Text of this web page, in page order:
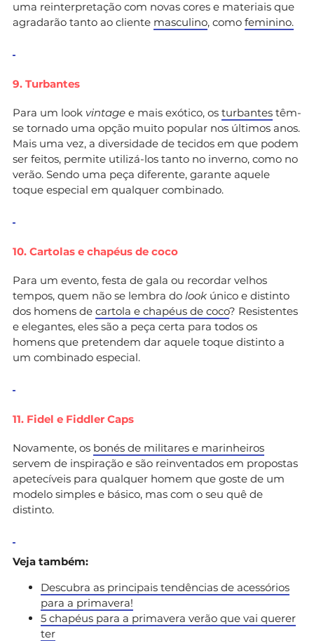
uma reinterpretação com novas cores e materiais que
agradarão tanto ao cliente masculino, como feminino.
9. Turbantes
Para um look vintage e mais exótico, os turbantes têm-
se tornado uma opção muito popular nos últimos anos.
Mais uma vez, a diversidade de tecidos em que podem
ser feitos, permite utilizá-los tanto no inverno, como no
verão. Sendo uma peça diferente, garante aquele
toque especial em qualquer combinado.
10. Cartolas e chapéus de coco
Para um evento, festa de gala ou recordar velhos
tempos, quem não se lembra do look único e distinto
dos homens de cartola e chapéus de coco? Resistentes
e elegantes, eles são a peça certa para todos os
homens que pretendem dar aquele toque distinto a
um combinado especial.
11. Fidel e Fiddler Caps
Novamente, os bonés de militares e marinheiros
servem de inspiração e são reinventados em propostas
apetecíveis para qualquer homem que goste de um
modelo simples e básico, mas com o seu quê de
distinto.
Veja também:
Descubra as principais tendências de acessórios
para a primavera!
5 chapéus para a primavera verão que vai querer
ter